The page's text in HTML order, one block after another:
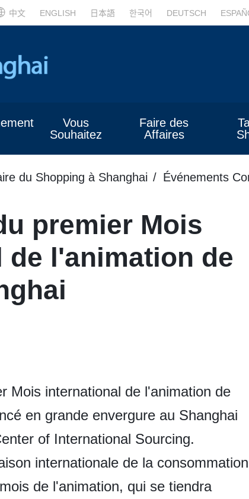
中文 ENGLISH 日本語 한국어 DEUTSCH
Vous
Souhaitez
Faire des
Affaires
du Shopping à Shanghai Événements
premier Mois
l'animation de
Mois international de l'animation de
en grande envergure au Shanghai
of International Sourcing.
internationale de la consommation
de l'animation, qui se tiendra